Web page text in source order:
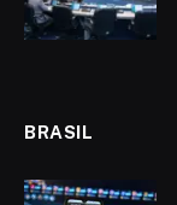
BRASIL